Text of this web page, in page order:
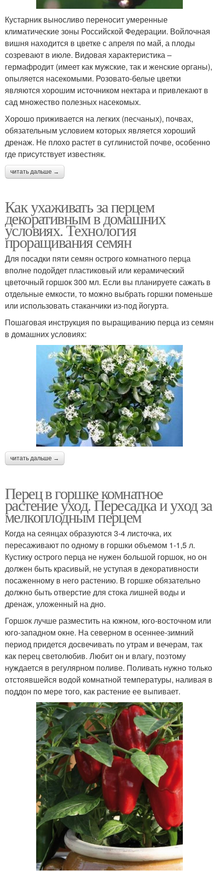
Кустарник выносливо переносит умеренные
климатические зоны Российской Федерации. Войлочная
вишня находится в цветке с апреля по май, а плоды
созревают в июле. Видовая характеристика –
гермафродит (имеет как мужские, так и женские органы),
опыляется насекомыми. Розовато-белые цветки
являются хорошим источником нектара и привлекают в
сад множество полезных насекомых.
Хорошо приживается на легких (песчаных), почвах,
обязательным условием которых является хороший
дренаж. Не плохо растет в суглинистой почве, особенно
где присутствует известняк.
читать дальше →
Как ухаживать за перцем
декоративным в домашних
условиях. Технология
проращивания семян
Для посадки пяти семян острого комнатного перца
вполне подойдет пластиковый или керамический
цветочный горшок 300 мл. Если вы планируете сажать в
отдельные емкости, то можно выбрать горшки поменьше
или использовать стаканчики из-под йогурта.
Пошаговая инструкция по выращиванию перца из семян
в домашних условиях:
читать дальше →
Перец в горшке комнатное
растение уход. Пересадка и уход за
мелкоплодным перцем
Когда на сеянцах образуются 3-4 листочка, их
пересаживают по одному в горшки объемом 1-1,5 л.
Кустику острого перца не нужен большой горшок, но он
должен быть красивый, не уступая в декоративности
посаженному в него растению. В горшке обязательно
должно быть отверстие для стока лишней воды и
дренаж, уложенный на дно.
Горшок лучше разместить на южном, юго-восточном или
юго-западном окне. На северном в осеннее-зимний
период придется досвечивать по утрам и вечерам, так
как перец светолюбив. Любит он и влагу, поэтому
нуждается в регулярном поливе. Поливать нужно только
отстоявшейся водой комнатной температуры, наливая в
поддон по мере того, как растение ее выпивает.